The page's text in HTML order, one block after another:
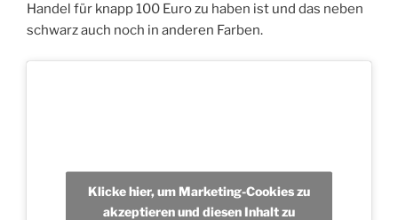
Handel für knapp 100 Euro zu haben ist und das neben
schwarz auch noch in anderen Farben.
Klicke hier, um Marketing-Cookies zu
akzeptieren und diesen Inhalt zu